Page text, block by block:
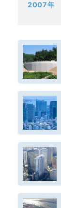
2007年